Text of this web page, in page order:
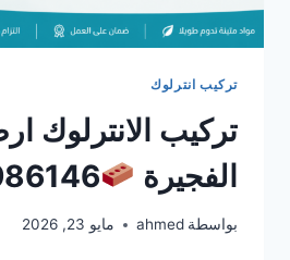
تركيب انترلوك
تركيب الانترلوك
الفجيرة
بواسطة ahmed مايو 23, 2026